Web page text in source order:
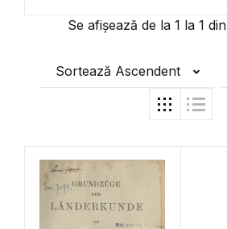
Se afișează de la 1 la 1 din
Sortează Ascendent